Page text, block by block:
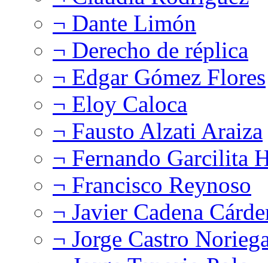
¬ Dante Limón
¬ Derecho de réplica
¬ Edgar Gómez Flores
¬ Eloy Caloca
¬ Fausto Alzati Araiza
¬ Fernando Garcilita
¬ Francisco Reynoso
¬ Javier Cadena
¬ Jorge Castro